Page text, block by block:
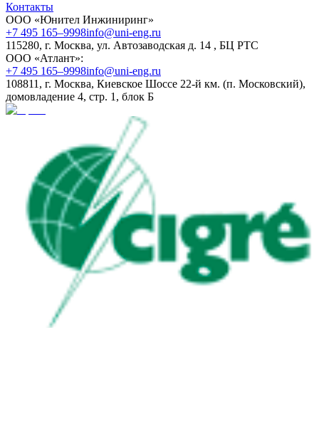
Контакты
ООО «Юнител Инжиниринг»
+7 495 165–9998info@uni-eng.ru
115280, г. Москва, ул. Автозаводская д. 14 , БЦ РТС
ООО «Атлант»:
+7 495 165–9998info@uni-eng.ru
108811, г. Москва, Киевское Шоссе 22-й км. (п. Московский),
домовладение 4, стр. 1, блок Б